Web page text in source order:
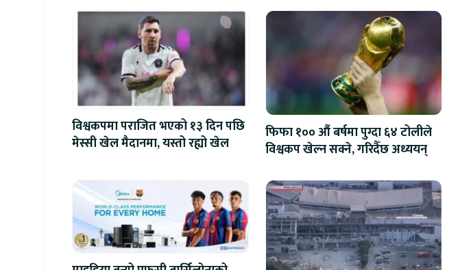
विश्वकपमा पराजित भएको १३ दिन पछि
मेस्सी खेल मैदानमा, यस्तो रह्यो खेल
फिफा १०० औं बर्षमा पुग्दा ६४ टोलीले
विश्वकप खेल्न सक्ने, गरिदैँछ अध्ययन्